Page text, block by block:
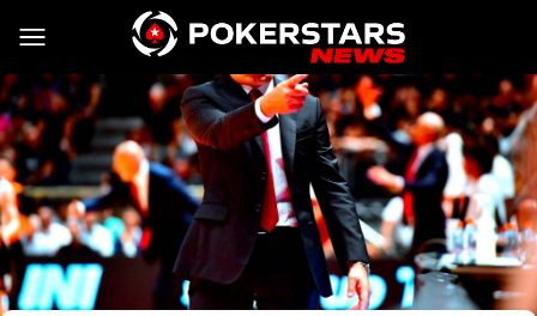
Vai al contenuto